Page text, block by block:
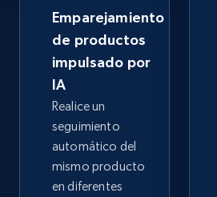
Emparejamiento
de productos
impulsado por
IA
Realice un
seguimiento
automático del
mismo producto
en diferentes